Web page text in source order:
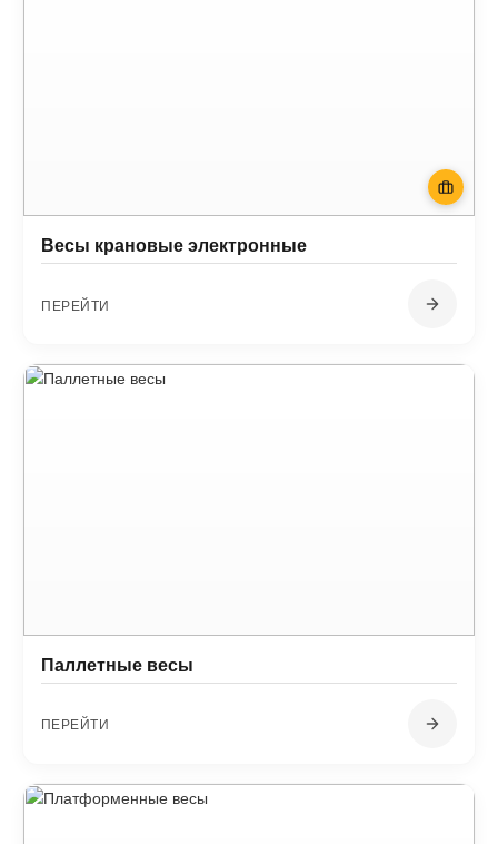
Весы крановые электронные
ПЕРЕЙТИ
Паллетные весы
ПЕРЕЙТИ